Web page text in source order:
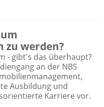
werden?
- gibt's das überhaupt?
an der NBS
Ausbildung und
Karriere vor.